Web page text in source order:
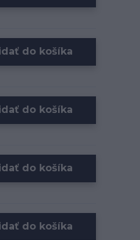
do košíka
do košíka
do košíka
do košíka